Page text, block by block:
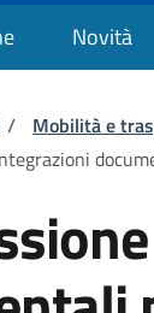
Novità
di
/ Mobilità e